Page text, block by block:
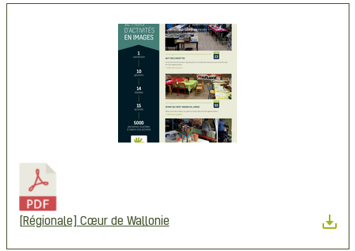
[Régionale] Cœur de Wallonie